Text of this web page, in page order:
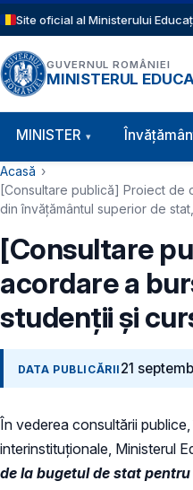
Sari la conținutul principal
Site oficial al Ministerului
GUVERNUL ROMÂNIEI
MINISTERUL
Navigație
MINISTER
Cale de navigare
Acasă
[Consultare publică] Proiect de
din învățământul superior de
[Consultare
acordare a
studenții și
DATA PUBLICĂRII 21
În vederea consultării
interinstituționale, Ministerul
de la bugetul de stat